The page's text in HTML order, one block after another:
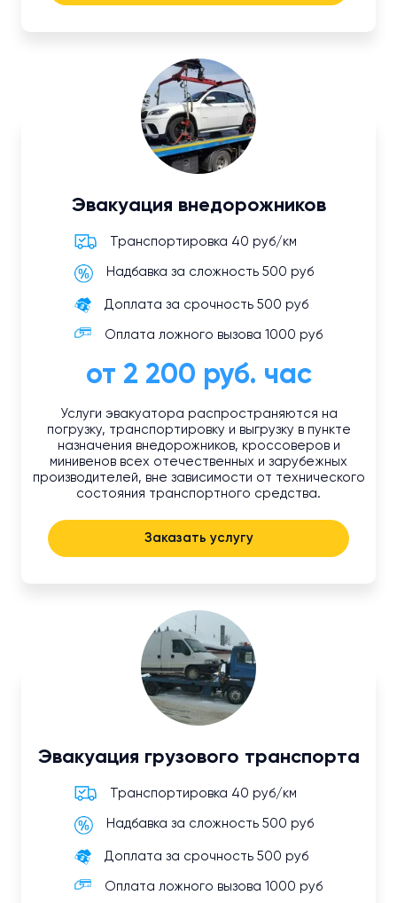
Эвакуация внедорожников
Транспортировка 40 руб/км
Надбавка за сложность 500 руб
Доплата за срочность 500 руб
Оплата ложного вызова 1000 руб
от 2 200 руб. час
Услуги эвакуатора распространяются на
погрузку, транспортировку и выгрузку в пункте
назначения внедорожников, кроссоверов и
минивенов всех отечественных и зарубежных
производителей, вне зависимости от технического
состояния транспортного средства.
Заказать услугу
Эвакуация грузового транспорта
Транспортировка 40 руб/км
Надбавка за сложность 500 руб
Доплата за срочность 500 руб
Оплата ложного вызова 1000 руб